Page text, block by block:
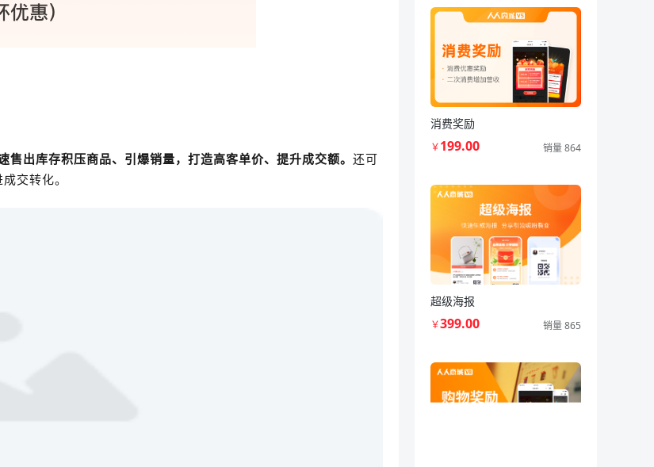
售出库存积压商品、引爆销量，打造高客单价、提升成交额。 还可
交转化。
消费奖励
￥199.00 销量 864
超级海报
￥399.00 销量 865